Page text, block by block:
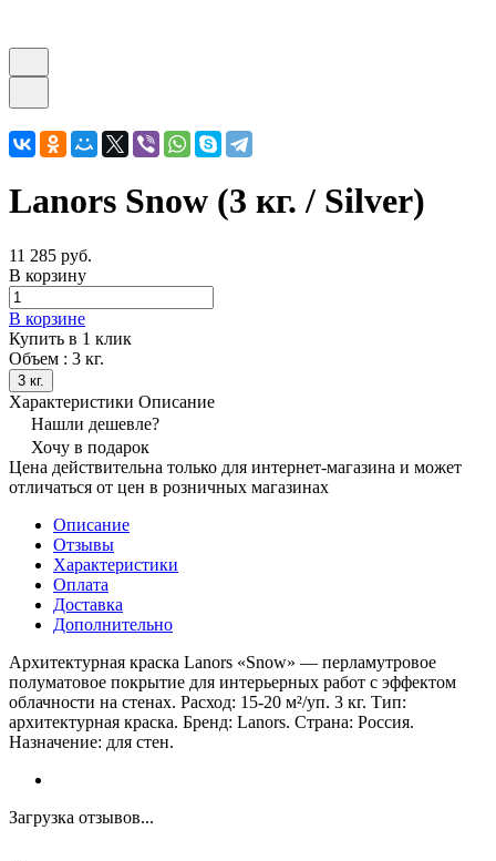
Lanors Snow (3 кг. / Silver)
11 285 руб.
В корзину
В корзине
Купить в 1 клик
Объем : 3 кг.
3 кг.
Характеристики Описание
Нашли дешевле?
Хочу в подарок
Цена действительна только для интернет-магазина и может
отличаться от цен в розничных магазинах
Описание
Отзывы
Характеристики
Оплата
Доставка
Дополнительно
Архитектурная краска Lanors «Snow» — перламутровое
полуматовое покрытие для интерьерных работ с эффектом
облачности на стенах. Расход: 15-20 м²/уп. 3 кг. Тип:
архитектурная краска. Бренд: Lanors. Страна: Россия.
Назначение: для стен.
Загрузка отзывов...